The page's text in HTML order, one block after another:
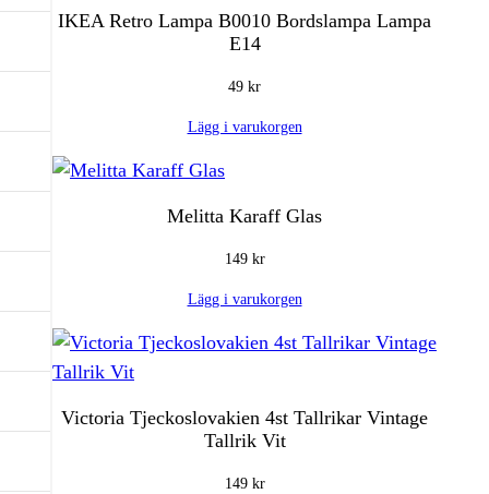
IKEA Retro Lampa B0010 Bordslampa Lampa
E14
49 kr
Lägg i varukorgen
Melitta Karaff Glas
149 kr
Lägg i varukorgen
Victoria Tjeckoslovakien 4st Tallrikar Vintage
Tallrik Vit
149 kr